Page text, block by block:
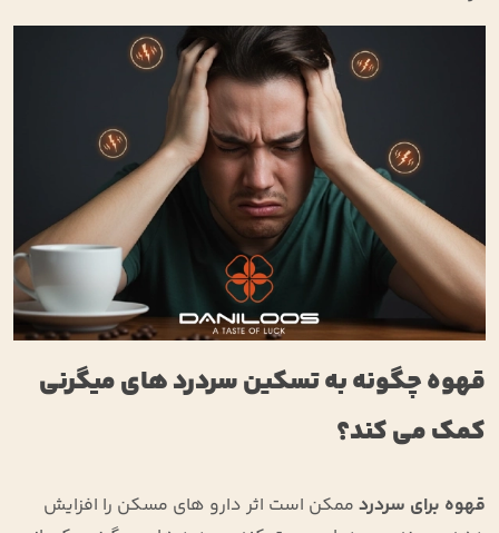
قهوه چگونه به تسکین سردرد های میگرنی
کمک می‌ کند؟
قهوه برای سردرد ممکن است اثر دارو های مسکن را افزایش